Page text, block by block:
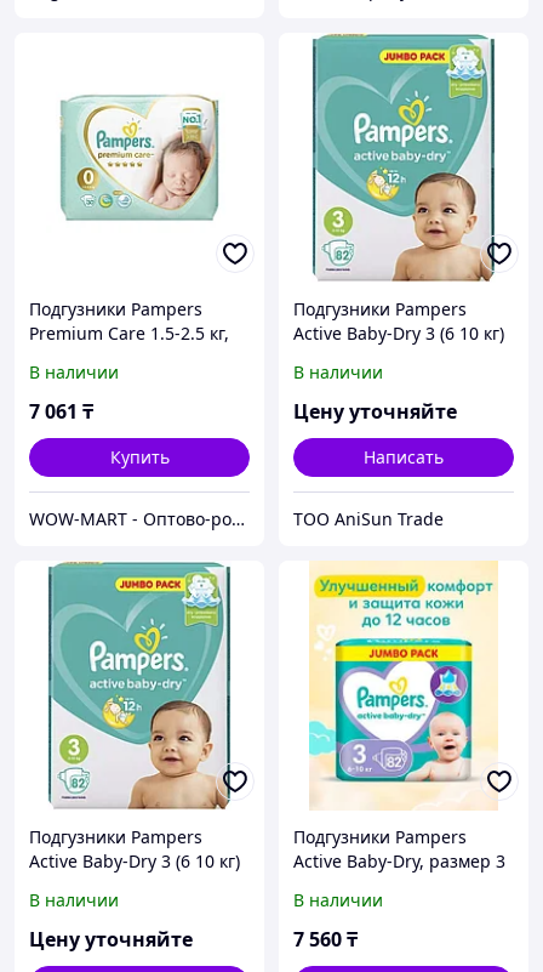
Подгузники Pampers
Premium Care 1.5-2.5 кг,
В наличии
7 061 ₸
Купить
WOW-MART - Оптово-розничный Склад - товары на заказ до двери
Подгузники Pampers
Active Baby-Dry 3 (6 10 кг)
В наличии
Цену уточняйте
Написать
ТОО AniSun Trade
Подгузники Pampers
Active Baby-Dry 3 (6 10 кг)
В наличии
Цену уточняйте
Подгузники Pampers
Active Baby-Dry, размер 3
В наличии
7 560₸